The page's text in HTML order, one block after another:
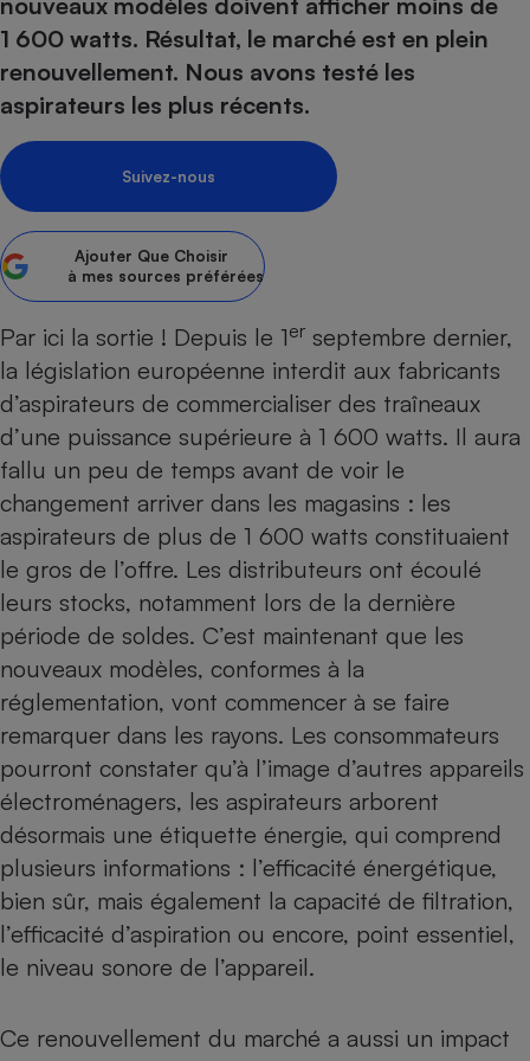
1 600 watts. Résultat, le marché est en plein
renouvellement. Nous avons testé les
aspirateurs les plus récents.
Suivez-nous
Ajouter Que Choisir
à mes sources préférées
Par ici la sortie ! Depuis le 1er septembre dernier,
la législation européenne interdit aux fabricants
d’aspirateurs de commercialiser des traîneaux
d’une puissance supérieure à 1 600 watts. Il aura
fallu un peu de temps avant de voir le
changement arriver dans les magasins : les
aspirateurs de plus de 1 600 watts constituaient
le gros de l’offre. Les distributeurs ont écoulé
leurs stocks, notamment lors de la dernière
période de soldes. C’est maintenant que les
nouveaux modèles, conformes à la
réglementation, vont commencer à se faire
remarquer dans les rayons. Les consommateurs
pourront constater qu’à l’image d’autres appareils
électroménagers, les aspirateurs arborent
désormais une étiquette énergie, qui comprend
plusieurs informations : l’efficacité énergétique,
bien sûr, mais également la capacité de filtration,
l’efficacité d’aspiration ou encore, point essentiel,
le niveau sonore de l’appareil.
Ce renouvellement du marché a aussi un impact
Sécurité - Hygiène
Supermarché - Drive
Complément
alimentaire
bouteille
Assurance
Banque - Crédit
Epargne - Fiscalité
Mutuelle
Assurance emprunteur
Banque
Circulation routière
Contrôle technique -
Pièce détachée
Moto
Comparateur auto
Supermarché - Drive
Comparatif plaque à
Comparatif hotte
Comparatif aspirateur
Comparatif cafetière
Comparatif robot cuiseur
Comparatif centrale
Gros électroménager
Petit électroménager -
Lave-linge
Comparatif barre de son
Comparatif imprimante
Comparatif tablette
Image et son
Informatique
Téléphonie
Téléviseur
Crédit immobilier
Comparatif poêle à
Comparatif radiateur
Bricolage - Jardinage
Chauffage
Produit d'entretien
Sécurité domestique
Matelas
Système de santé -
Mutuelle
Antimoustique
Retraite
Choisir son fioul
Choisir son pellet
Comparateur assurance emprunteur
Tous les comparateurs
Speedtest - Testez le débit de votre
connexion Internet